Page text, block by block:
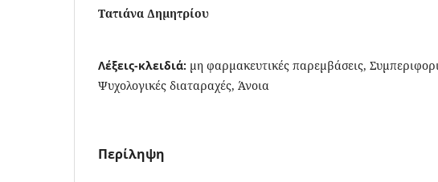
Τατιάνα Δημητρίου
Λέξεις-κλειδιά: μη φαρμακευτικές παρεμβάσεις,
Ψυχολογικές διαταραχές, Άνοια
Περίληψη